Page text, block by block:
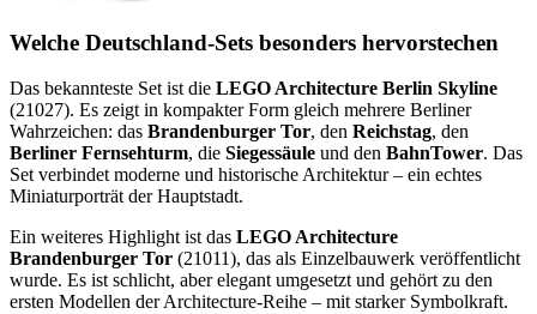
Welche Deutschland-Sets besonders hervorstechen
Das bekannteste Set ist die LEGO Architecture Berlin Skyline
(21027). Es zeigt in kompakter Form gleich mehrere Berliner
Wahrzeichen: das Brandenburger Tor, den Reichstag, den
Berliner Fernsehturm, die Siegessäule und den BahnTower. Das
Set verbindet moderne und historische Architektur – ein echtes
Miniaturporträt der Hauptstadt.
Ein weiteres Highlight ist das LEGO Architecture
Brandenburger Tor (21011), das als Einzelbauwerk veröffentlicht
wurde. Es ist schlicht, aber elegant umgesetzt und gehört zu den
ersten Modellen der Architecture-Reihe – mit starker Symbolkraft.